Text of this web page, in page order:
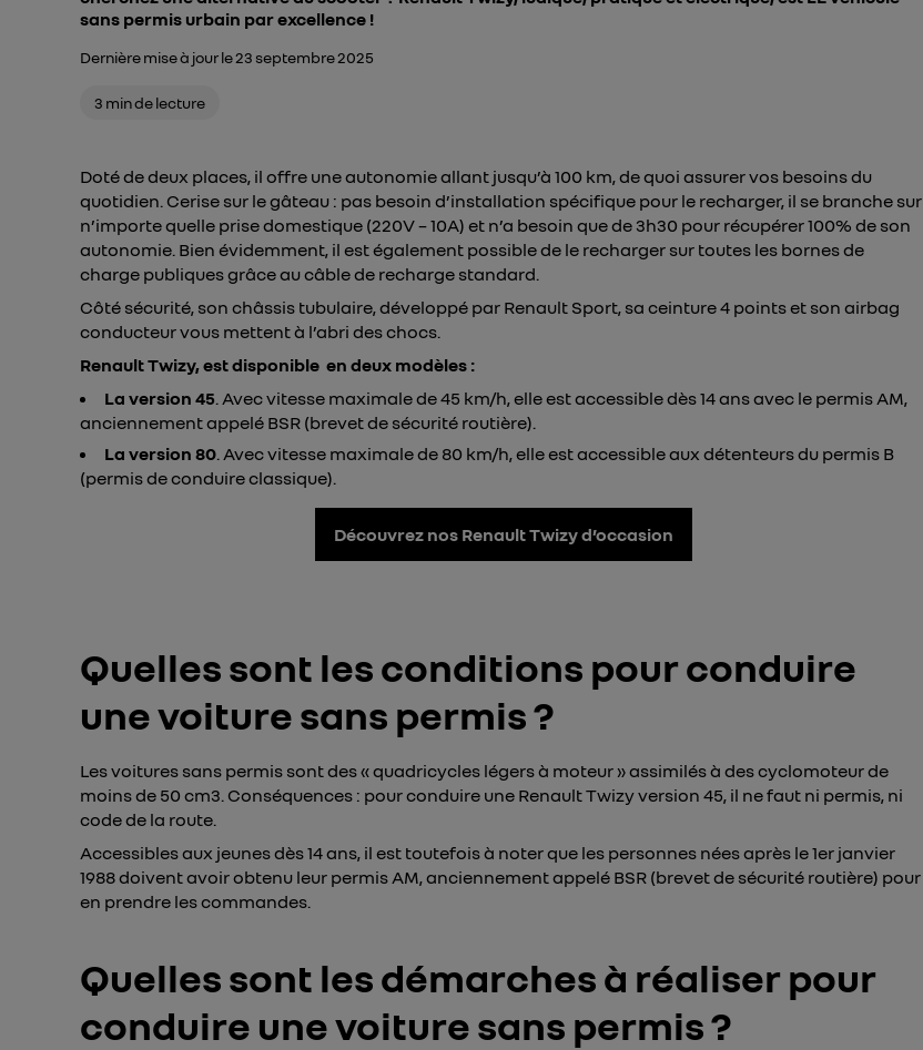
sans permis urbain par excellence !
Dernière mise à jour le 23 septembre 2025
3 min de lecture
Doté de deux places, il offre une autonomie allant jusqu’à 100 km, de quoi assurer vos besoins du
quotidien. Cerise sur le gâteau : pas besoin d’installation spécifique pour le recharger, il se branche sur
n’importe quelle prise domestique (220V – 10A) et n’a besoin que de 3h30 pour récupérer 100% de son
autonomie. Bien évidemment, il est également possible de le recharger sur toutes les bornes de
charge publiques grâce au câble de recharge standard.
Côté sécurité, son châssis tubulaire, développé par Renault Sport, sa ceinture 4 points et son airbag
conducteur vous mettent à l’abri des chocs.
Renault Twizy, est disponible en deux modèles :
La version 45. Avec vitesse maximale de 45 km/h, elle est accessible dès 14 ans avec le permis AM,
anciennement appelé BSR (brevet de sécurité routière).
La version 80. Avec vitesse maximale de 80 km/h, elle est accessible aux détenteurs du permis B
(permis de conduire classique).
Découvrez nos Renault Twizy d’occasion
Quelles sont les conditions pour conduire
une voiture sans permis ?
Les voitures sans permis sont des « quadricycles légers à moteur » assimilés à des cyclomoteur de
moins de 50 cm3. Conséquences : pour conduire une Renault Twizy version 45, il ne faut ni permis, ni
code de la route.
Accessibles aux jeunes dès 14 ans, il est toutefois à noter que les personnes nées après le 1er janvier
1988 doivent avoir obtenu leur permis AM, anciennement appelé BSR (brevet de sécurité routière) pour
en prendre les commandes.
Quelles sont les démarches à réaliser pour
conduire une voiture sans permis ?